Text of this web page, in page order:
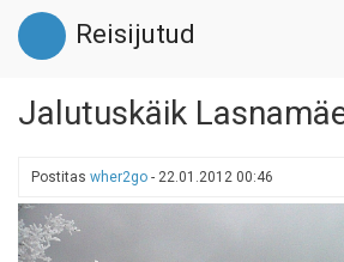
Liigu
edasi
põhisisu
Reisijutud
Jalutuskäik
Postitas wher2go - 22.01.2012 00:46